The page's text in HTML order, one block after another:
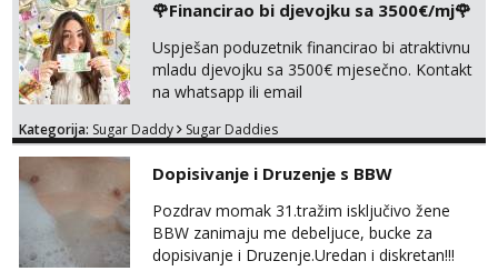
tel:0,93€ - mob:1,12€ min
Ivančica
Tel:064/677-677- Kod: #108
Zara
Čekam tvoj poziv!
Tel:064/677-677 - Kod: #123
poljupce po tijelu koji me jako
pale,obozavam kad muskarac preuzme
kontrolu . javi se :) Klikni na link ispod i nadji
me tamo, cekam te!
🌹Financirao bi djevojku sa 3500€/mj🌹
Uspješan poduzetnik financirao bi atraktivnu
mladu djevojku sa 3500€ mjesečno. Kontakt
na whatsapp ili email
Kategorija: Sugar Daddy Sugar Daddies
Dopisivanje i Druzenje s BBW
Pozdrav momak 31.tražim isključivo žene
BBW zanimaju me debeljuce, bucke za
dopisivanje i Druzenje.Uredan i diskretan!!!